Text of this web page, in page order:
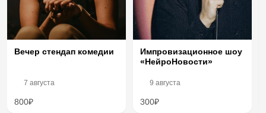
Вечер стендап комедии
7 августа
800₽
Импровизационное шоу
«НейроНовости»
9 августа
300₽